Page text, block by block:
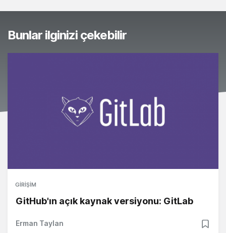
Bunlar ilginizi çekebilir
GIRIŞIM
GitHub'ın açık kaynak versiyonu: GitLab
Erman Taylan